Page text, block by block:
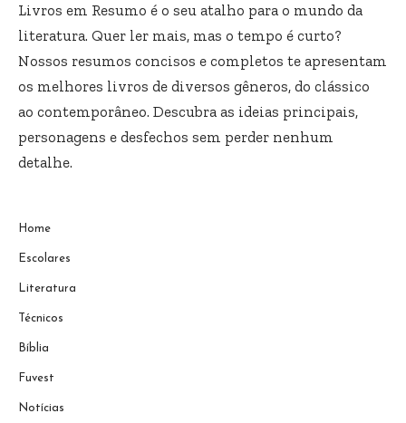
Livros em Resumo é o seu atalho para o mundo da
literatura. Quer ler mais, mas o tempo é curto?
Nossos resumos concisos e completos te apresentam
os melhores livros de diversos gêneros, do clássico
ao contemporâneo. Descubra as ideias principais,
personagens e desfechos sem perder nenhum
detalhe.
Home
Escolares
Literatura
Técnicos
Bíblia
Fuvest
Notícias